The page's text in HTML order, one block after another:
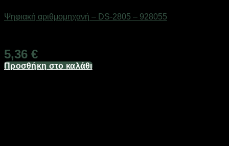
Ψηφιακή αριθμομηχανή – DS-2805 – 928055
5,36 €
Προσθήκη στο καλάθι